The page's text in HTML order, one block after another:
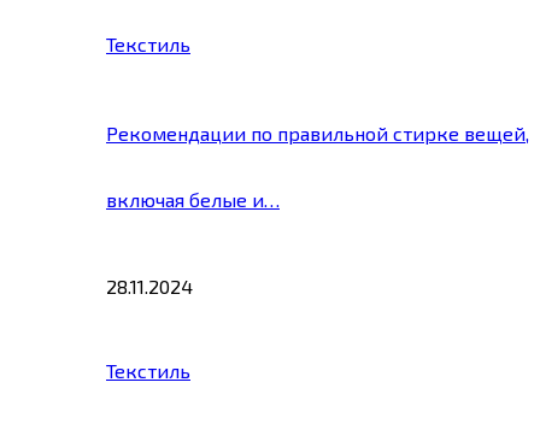
Текстиль
Рекомендации по правильной стирке вещей,
включая белые и…
28.11.2024
Текстиль